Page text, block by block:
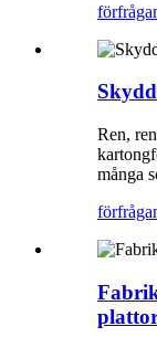
Ren,
många